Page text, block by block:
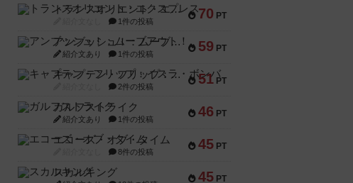
70 PT
トランスオリエント・エクスプレス
1件の投稿
59 PT
アンブッシュ！：ムーブアウト！
紹介文あり 1件の投稿
51 PT
キャプテン・フリップ：イスラ・ボンバ
2件の投稿
46 PT
ガルフストライク
紹介文あり 1件の投稿
45 PT
エコーズ・オブ・タイム
8件の投稿
45 PT
スカルキング